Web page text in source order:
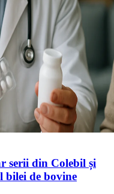
serii din Colebil și
bilei de bovine